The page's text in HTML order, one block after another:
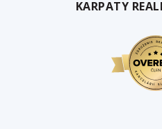
KARPATY